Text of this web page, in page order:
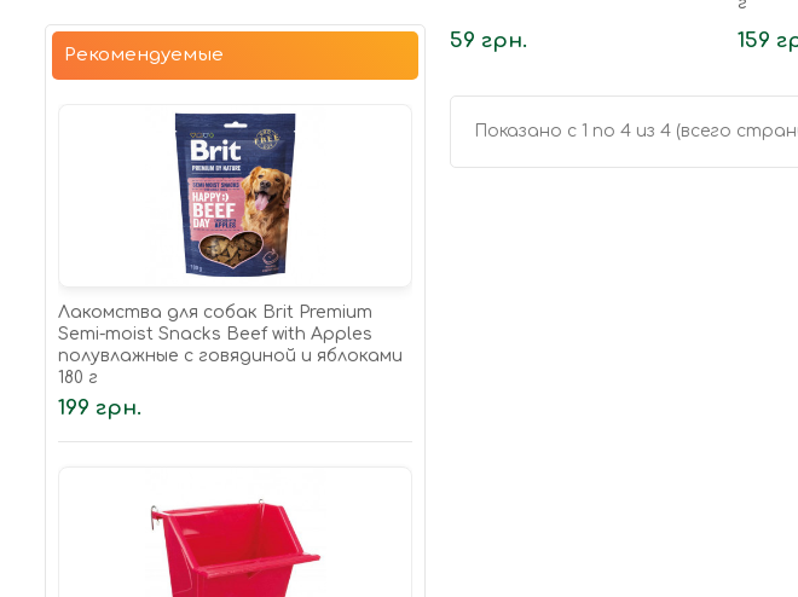
Рекомендуемые
Лакомства для собак Brit Premium
Semi-moist Snacks Beef with Apples
полувлажные с говядиной и яблоками
180 г
199 грн.
59 грн. 159
Показано с 1 по 4 из 4 (всего